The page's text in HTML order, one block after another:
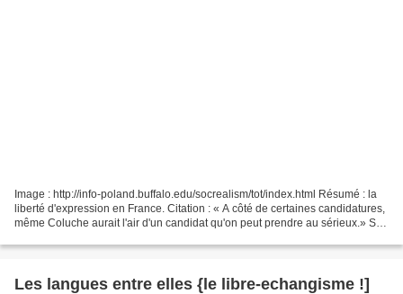
Image : http://info-poland.buffalo.edu/socrealism/tot/index.html Résumé : la
liberté d'expression en France. Citation : « A côté de certaines candidatures,
même Coluche aurait l'air d'un candidat qu'on peut prendre au sérieux.» Si
Les langues entre elles {le libre-echangisme !]